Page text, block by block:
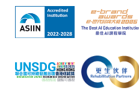
以支票退款；以信用卡缴
到支付款项时使用的信用
除本学院网页所列明的学
外收费，详情请联络有关
学费及学额不得转让他人
其他课程，惟学院对特殊